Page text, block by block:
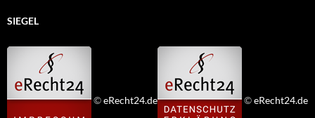
SIEGEL
©eRecht24.de ©eRecht24.de